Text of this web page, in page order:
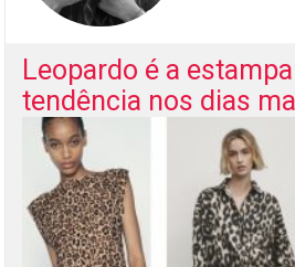
Leopardo é a
tendência nos dias